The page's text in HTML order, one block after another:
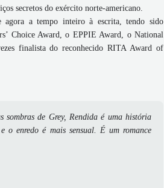
secretos do exército norte-americano.
agora a tempo inteiro à escrita, tendo sido
Choice Award, o EPPIE Award, o National
finalista do reconhecido RITA Award of
sombras de Grey, Rendida é uma história
o enredo é mais sensual. É um romance